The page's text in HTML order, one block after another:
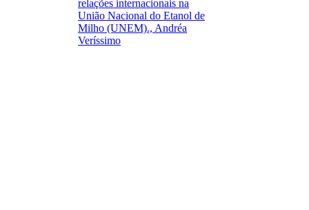
relações internacionais na
União Nacional do Etanol de
Milho (UNEM)., Andréa
Veríssimo